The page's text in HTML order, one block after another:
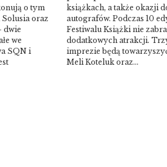
o tym
oraz
dwie
we
SQN i
książkach, a także okazji
autografów. Podczas 10
Festiwalu Książki nie
dodatkowych atrakcji.
imprezie będą
Meli Koteluk oraz…